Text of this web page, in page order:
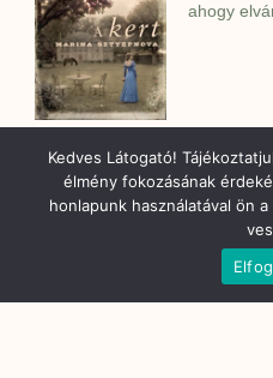
ahogy
Kedves Látogató!
élmény fokozásának
honlapunk használatával ön